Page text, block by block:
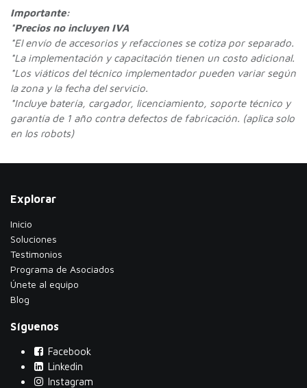
Importante:
*Precios no incluyen IVA
*El envío de accesorios y refacciones se cotiza por separado.
*La implementación y capacitación tienen un costo adicional.
*Los viáticos del técnico implementador pueden variar según
la zona y la fecha del servicio.
*Incluye batería, cargador, licenciamiento, soporte técnico y
garantía de 1 año contra defectos de fabricación. (aplica solo
en los robots)
Explorar
Inicio
Soluciones
Testimonios
​Programa de Asociados
Únete al equipo
Blog
Síguenos
Facebook
Linkedin
Instagram